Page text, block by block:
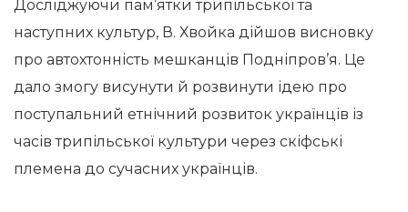
Досліджуючи пам’ятки трипільської та
наступних культур, В. Хвойка дійшов висновку
про автохтонність мешканців Подніпров’я. Це
дало змогу висунути й розвинути ідею про
поступальний етнічний розвиток українців із
часів трипільської культури через скіфські
племена до сучасних українців.